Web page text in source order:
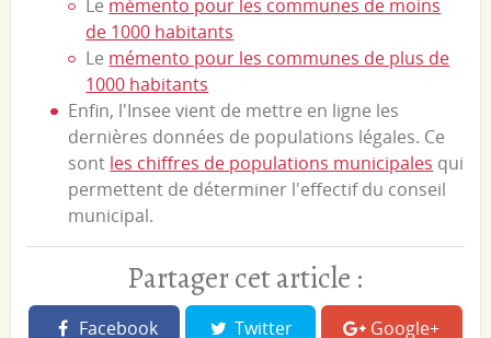
Le mémento pour les communes de moins
de 1000 habitants
Le mémento pour les communes de plus de
1000 habitants
Enfin, l'Insee vient de mettre en ligne les
dernières données de populations légales. Ce
sont les chiffres de populations municipales qui
permettent de déterminer l'effectif du conseil
municipal.
Partager cet article :
Facebook Twitter Google+